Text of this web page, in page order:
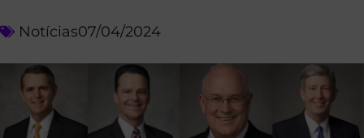
Notícias07/04/2024